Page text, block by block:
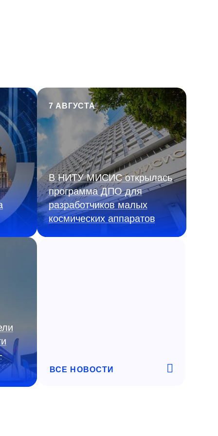
7 АВГУСТА
В НИТУ МИСИС открылась
программа ДПО для
разработчиков малых
космических аппаратов
ВСЕ НОВОСТИ